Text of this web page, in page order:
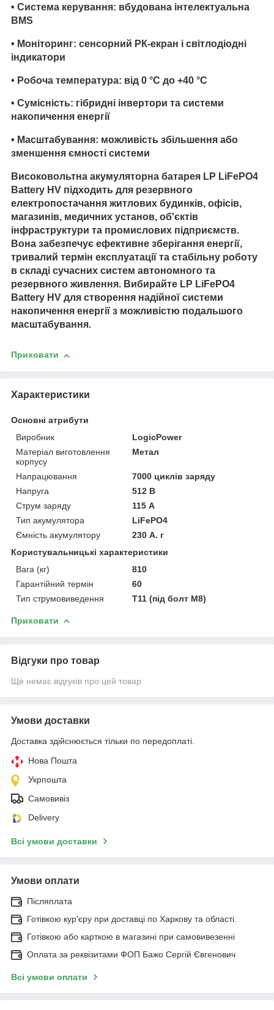
• Система керування: вбудована інтелектуальна
BMS
• Моніторинг: сенсорний РК-екран і світлодіодні
індикатори
• Робоча температура: від 0 °C до +40 °C
• Сумісність: гібридні інвертори та системи
накопичення енергії
• Масштабування: можливість збільшення або
зменшення ємності системи
Високовольтна акумуляторна батарея LP LiFePO4
Battery HV підходить для резервного
електропостачання житлових будинків, офісів,
магазинів, медичних установ, об'єктів
інфраструктури та промислових підприємств.
Вона забезпечує ефективне зберігання енергії,
тривалий термін експлуатації та стабільну роботу
в складі сучасних систем автономного та
резервного живлення. Вибирайте LP LiFePO4
Battery HV для створення надійної системи
накопичення енергії з можливістю подальшого
масштабування.
Приховати
Характеристики
Основні атрибути
Виробник
LogicPower
Матеріал виготовлення
корпусу
Метал
Напрацювання
7000 циклів заряду
Напруга
512 В
Струм заряду
115 А
Тип акумулятора
LiFePO4
Ємність акумулятору
230 А. г
Користувальницькі характеристики
Вага (кг)
810
Гарантійний термін
60
Тип струмовиведення
Т11 (під болт М8)
Приховати
Відгуки про товар
Ще немає відгуків про цей товар
Умови доставки
Доставка здійснюється тільки по передоплаті.
Нова Пошта
Укрпошта
Самовивіз
Delivery
Всі умови доставки
Умови оплати
Післяплата
Готівкою кур'єру при доставці по Харкову та області.
Готівкою або карткою в магазині при самовивезенні
Оплата за реквізитами ФОП Бажо Сергій Євгенович
Всі умови оплати